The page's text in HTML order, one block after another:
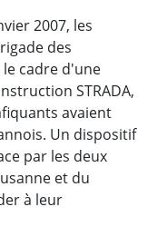
2007, les
des
cadre d'une
STRADA,
avaient
Un dispositif
par les deux
et du
à leur